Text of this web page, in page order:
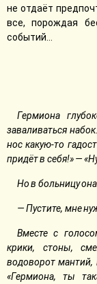
не отдаёт
все, порождая
событий…
Гермиона
заваливаться
нос какую-то
придёт в себя!» —
Но в больницу она
— Пустите, мне
Вместе с
крики, стоны,
водоворот мантий,
«Гермиона, ты